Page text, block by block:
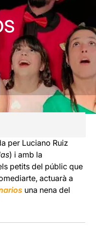
per Luciano Ruiz
) i amb la
petits del públic que
actuarà a
una nena del